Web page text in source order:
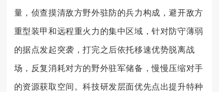
量，侦查摸清敌方野外驻防的兵力构成，避开敌方
重型装甲和远程重火力的集中区域，针对防守薄弱
的据点发起突袭，打完之后依托移速优势脱离战
场，反复消耗对方的野外驻军储备，慢慢压缩对手
的资源获取空间。科技研发层面优先点出提升特种